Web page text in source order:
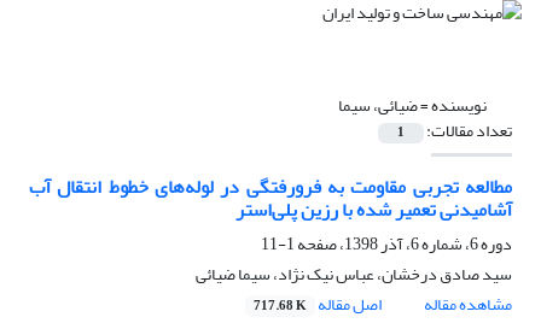
نویسنده =ضیائی، سیما
تعداد مقالات: 1
مطالعه تجربی مقاومت به فرورفتگی در لوله‌های خطوط انتقال آب
آشامیدنی تعمیر شده با رزین پلی‌استر
دوره 6، شماره 6، آذر 1398، صفحه
1-11
سید صادق درخشان، عباس نیک نژاد، سیما ضیائی
مشاهده مقاله
اصل مقاله 717.68 K